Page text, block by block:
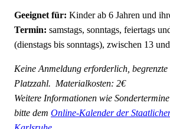
Geeignet für: Kinder ab 6 Jahren und
Termin: samstags, sonntags, feiertags
(dienstags bis sonntags), zwischen 13
Keine Anmeldung erforderlich, begrenzte
Platzzahl. Materialkosten: 2€
Weitere Informationen wie
bitte dem Online-Kalender der